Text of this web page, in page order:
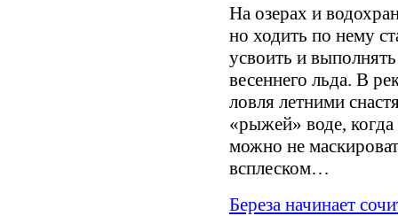
На озерах и
но ходить по нему
усвоить и
весеннего льда. В
ловля летними
«рыжей» воде,
можно не
всплеском…
Береза начинает